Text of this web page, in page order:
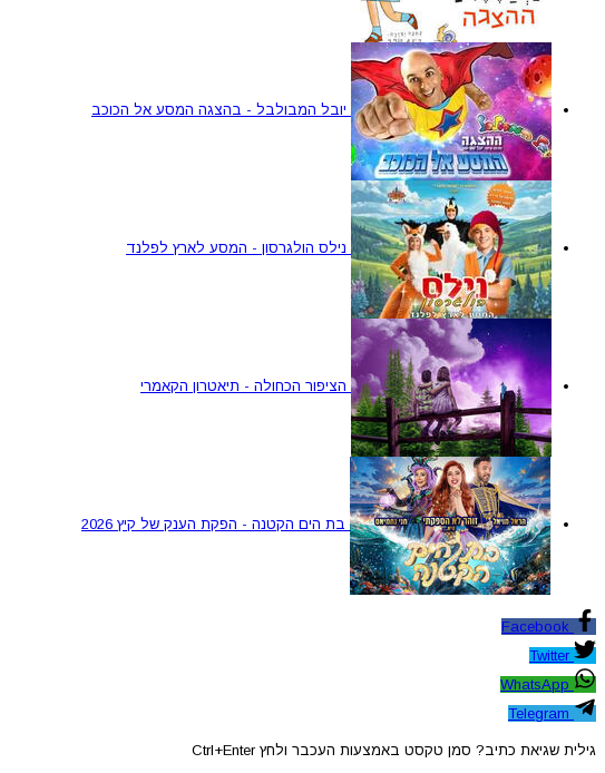
יובל המבולבל - בהצגה המסע אל הכוכב
נילס הולגרסון - המסע לארץ לפלנד
הציפור הכחולה - תיאטרון הקאמרי
בת הים הקטנה - הפקת הענק של קיץ 2026
גילית שגיאת כתיב? סמן טקסט באמצעות העכבר ולחץ Ctrl+Enter